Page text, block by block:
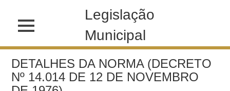
Legislação
Municipal
DETALHES DA NORMA (DECRETO
Nº 14.014 DE 12 DE NOVEMBRO